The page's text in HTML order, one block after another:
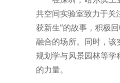
共空间实验室致力于关
获新生”的故事，积极
融合的场所。同时，
规划学与风景园林等
的力量。